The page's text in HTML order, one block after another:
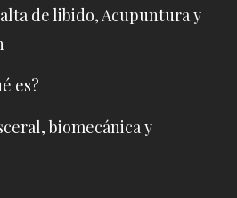
de libido, Acupuntura y
es?
biomecánica y